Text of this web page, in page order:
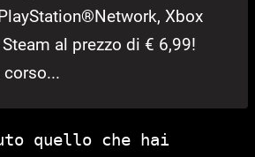
Xbox
al prezzo di € 6,99!
corso...
quello che hai